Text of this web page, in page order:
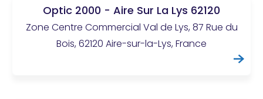
Optic 2000 - Aire Sur La Lys 62120
Zone Centre Commercial Val de Lys, 87 Rue du
Bois, 62120 Aire-sur-la-Lys, France